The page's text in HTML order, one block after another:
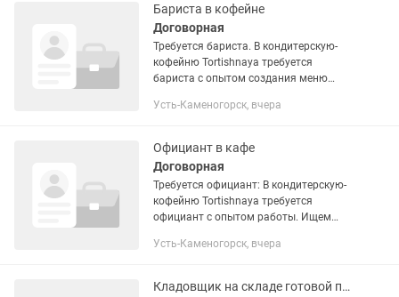
за чистотой общего зала,мытье
полов,чистота...
Бариста в кофейне
Договорная
Требуется бариста. В кондитерскую-
кофейню Tortishnaya требуется
бариста с опытом создания меню
приветливого, аккуратного и
Усть-Каменогорск, вчера
Официант в кафе
Договорная
Требуется официант: В кондитерскую-
кофейню Tortishnaya требуется
официант с опытом работы. Ищем
энергичного человека, который любит
создавать...
Усть-Каменогорск, вчера
Кладовщик на складе готовой продукции